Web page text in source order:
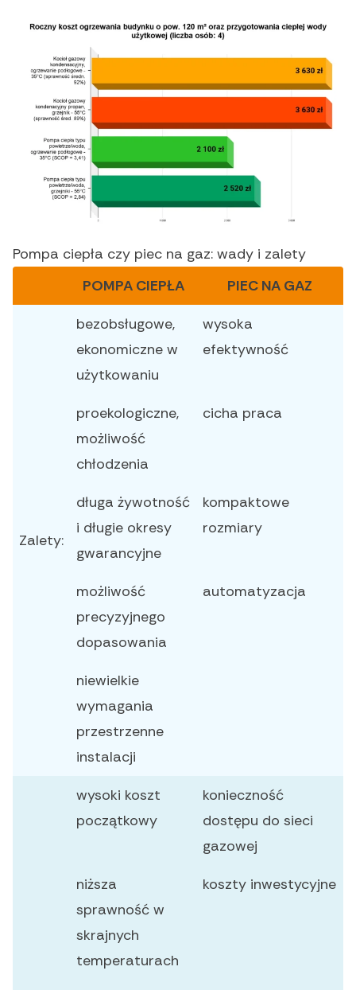
Pompa ciepła czy piec na gaz: wady i zalety
POMPA CIEPŁA
PIEC NA GAZ
Zalety:
bezobsługowe,
ekonomiczne w
użytkowaniu
wysoka
efektywność
proekologiczne,
możliwość
chłodzenia
cicha praca
długa żywotność
i długie okresy
gwarancyjne
kompaktowe
rozmiary
możliwość
precyzyjnego
dopasowania
automatyzacja
niewielkie
wymagania
przestrzenne
instalacji
wysoki koszt
początkowy
konieczność
dostępu do sieci
gazowej
niższa
sprawność w
skrajnych
temperaturach
koszty inwestycyjne